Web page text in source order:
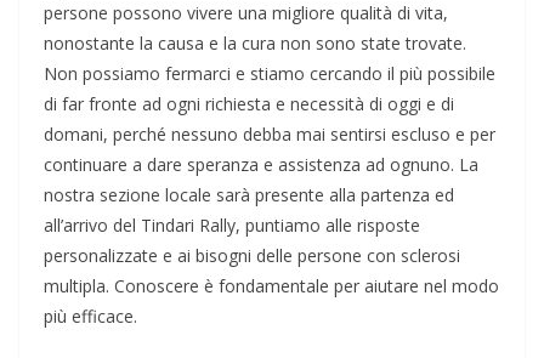
persone possono vivere una migliore qualità di vita,
nonostante la causa e la cura non sono state trovate.
Non possiamo fermarci e stiamo cercando il più possibile
di far fronte ad ogni richiesta e necessità di oggi e di
domani, perché nessuno debba mai sentirsi escluso e per
continuare a dare speranza e assistenza ad ognuno. La
nostra sezione locale sarà presente alla partenza ed
all’arrivo del Tindari Rally, puntiamo alle risposte
personalizzate e ai bisogni delle persone con sclerosi
multipla. Conoscere è fondamentale per aiutare nel modo
più efficace.